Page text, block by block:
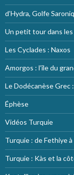
d’Hydra, Golfe
Un petit tour dans
Les Cyclades : Naxos
Amorgos : l’île du
Le Dodécanèse Grec
Éphèse
Vidéos Turquie
Turquie : de Fethiye à
Turquie : Kàs et la